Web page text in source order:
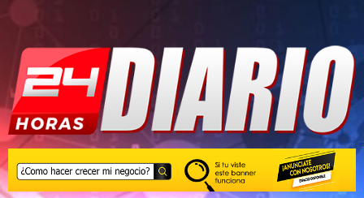
Saltar
contenido